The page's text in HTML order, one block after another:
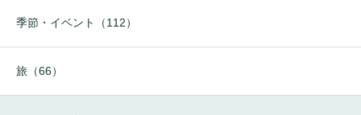
季節・イベント（112）
旅（66）